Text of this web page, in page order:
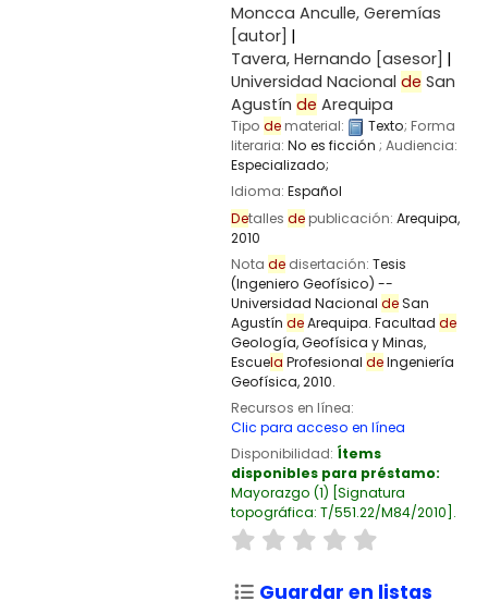
Moncca Anculle, Geremías
[autor]
Tavera, Hernando [asesor]
Universidad Nacional de San
Agustín de Arequipa
Tipo dematerial: Texto; Forma
literaria: No es ficción ; Audiencia:
Especializado;
Idioma: Español
Detalles depublicación: Arequipa,
2010
Nota dedisertación: Tesis
(Ingeniero Geofísico) --
Universidad Nacional deSan
Agustín deArequipa. Facultad de
Geología, Geofísica y Minas,
Escuela Profesional deIngeniería
Geofísica, 2010.
Recursos en línea:
Clic para acceso en línea
Disponibilidad: Ítems
disponibles para préstamo:
Mayorazgo (1) Signatura
topográfica: T/551.22/M84/2010 .
Guardar en listas